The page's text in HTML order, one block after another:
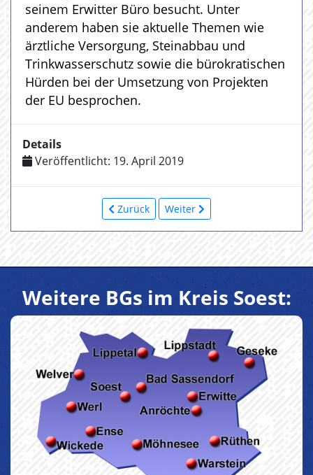
seinem Erwitter Büro besucht. Unter
anderem haben sie aktuelle Themen wie
ärztliche Versorgung, Steinabbau und
Trinkwasserschutz sowie die bürokratischen
Hürden bei der Umsetzung von Projekten
der EU besprochen.
Details
Veröffentlicht: 19. April 2019
Zurück Weiter
Weitere BGs im Kreis Soest: